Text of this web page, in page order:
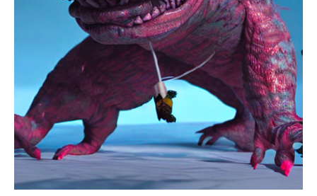
建設×テクノロジーの最前線
ちょっと気になるネットの話題